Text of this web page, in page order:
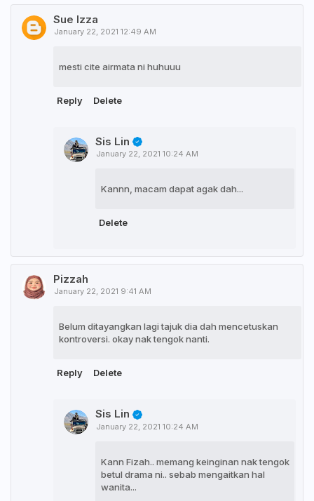
Sue Izza
January 22, 2021 12:49 AM
mesti cite airmata ni huhuuu
Reply Delete
Sis Lin
January 22, 2021 10:24 AM
Kannn, macam dapat agak dah...
Delete
Pizzah
January 22, 2021 9:41 AM
Belum ditayangkan lagi tajuk dia dah mencetuskan
kontroversi. okay nak tengok nanti.
Reply Delete
Sis Lin
January 22, 2021 10:24 AM
Kann Fizah.. memang keinginan nak tengok
betul drama ni.. sebab mengaitkan hal
wanita...